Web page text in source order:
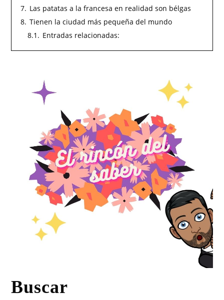
7. Las patatas a la francesa en realidad son bélgas
8. Tienen la ciudad más pequeña del mundo
8.1. Entradas relacionadas:
Buscar